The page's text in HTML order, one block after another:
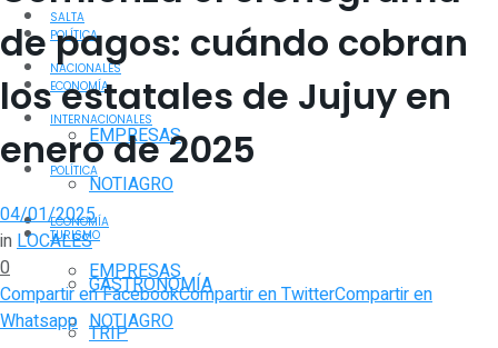
POLÍTICA
ECONOMÍA
EMPRESAS
NOTIAGRO
TURISMO
GASTRONOMÍA
TRIP
SALTA
NACIONALES
INTERNACIONALES
POLÍTICA
ECONOMÍA
EMPRESAS
NOTIAGRO
de pagos: cuándo cobran
los estatales de Jujuy en
enero de 2025
04/01/2025
inLOCALES
0
Compartir en FacebookCompartir en TwitterCompartir en
Whatsapp